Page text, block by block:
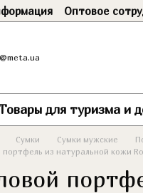
Оптовое
для туризма и
Сумки Сумки мужские
портфель из натуральной кожи